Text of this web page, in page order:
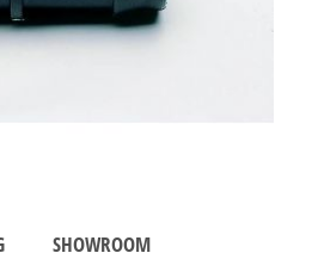
SHOWROOM